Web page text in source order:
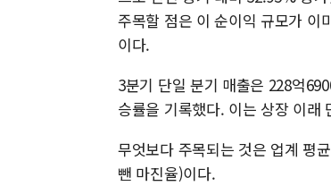
주목할 점은 이 순이익 규모가 이
이다.
3분기 단일 분기 매출은 228억
승률을 기록했다. 이는 상장 이래
무엇보다 주목되는 것은 업계 평
뺀 마진율)이다.